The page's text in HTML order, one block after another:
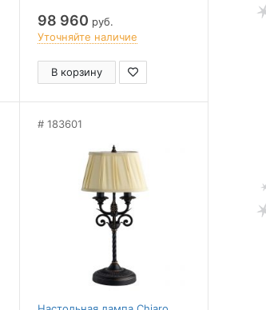
98 960 руб.
Уточняйте наличие
В корзину
183601